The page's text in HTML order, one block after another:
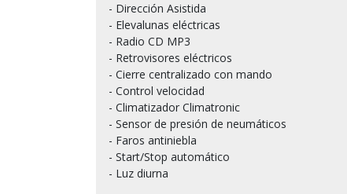
- Dirección Asistida
- Elevalunas eléctricas
- Radio CD MP3
- Retrovisores eléctricos
- Cierre centralizado con mando
- Control velocidad
- Climatizador Climatronic
- Sensor de presión de neumáticos
- Faros antiniebla
- Start/Stop automático
- Luz diurna